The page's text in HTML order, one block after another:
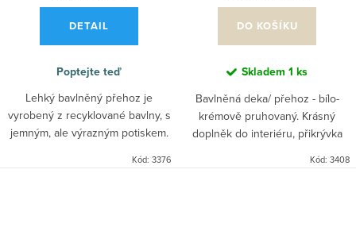
DETAIL
Poptejte teď
Lehký bavlněný přehoz je
vyrobený z recyklované bavlny, s
jemným, ale výrazným potiskem.
přírodními doplňky, jako doplněk
Kód: 3376
DO KOŠÍKU
Skladem 1 ks
Bavlněná deka/ přehoz - bílo-
krémově pruhovaný. Krásný
doplněk do interiéru, přikrývka
jako deka na terasu zahřátí.
Kód: 3408